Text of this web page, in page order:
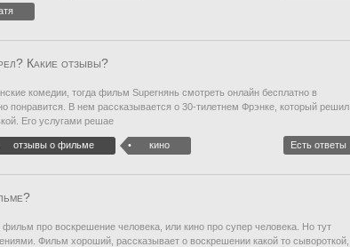
Какие отзывы?
комедии, тогда фильм Superнянь смотреть онлайн бесплатно в
понравится. В нем рассказывается о 30-тилетнем Фрэнке, который решил
Его услугами решае
отзывы о фильме кино Есть ответы
про воскрешение человека, или кино про супер человека. Но тут
Фильм хороший, рассказывает о воскрешении какой то сывороткой,